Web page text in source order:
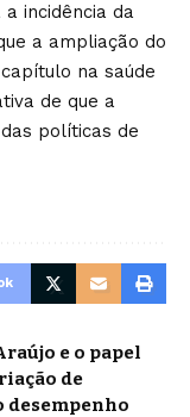
incidência da
a ampliação do
na saúde
de que a
políticas de
e o papel
de
desempenho